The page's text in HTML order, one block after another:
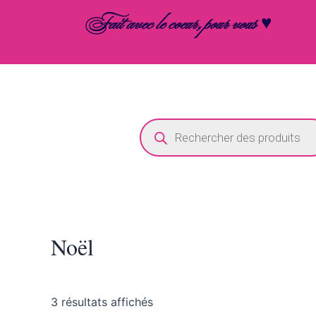
Fait avec le coeur, pour vous ♥
Recherche
de
produits
Noël
3 résultats affichés